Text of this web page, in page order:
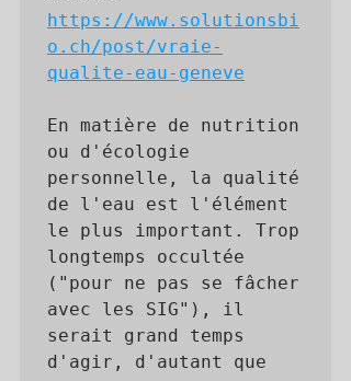
https://www.solutionsbi
o.ch/post/vraie-
qualite-eau-geneve
En matière de nutrition
ou d'écologie
personnelle, la qualité
de l'eau est l'élément
le plus important. Trop
longtemps occultée
("pour ne pas se fâcher
avec les SIG"), il
serait grand temps
d'agir, d'autant que